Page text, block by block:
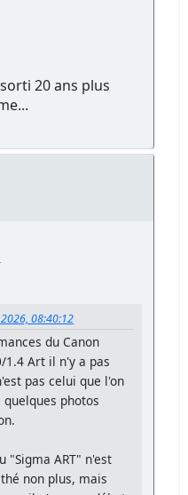
20 ans plus
2026, 08:40:12
du Canon
1.4 Art il n'y a pas
pas celui que l'on
photos
"Sigma ART" n'est
non plus, mais